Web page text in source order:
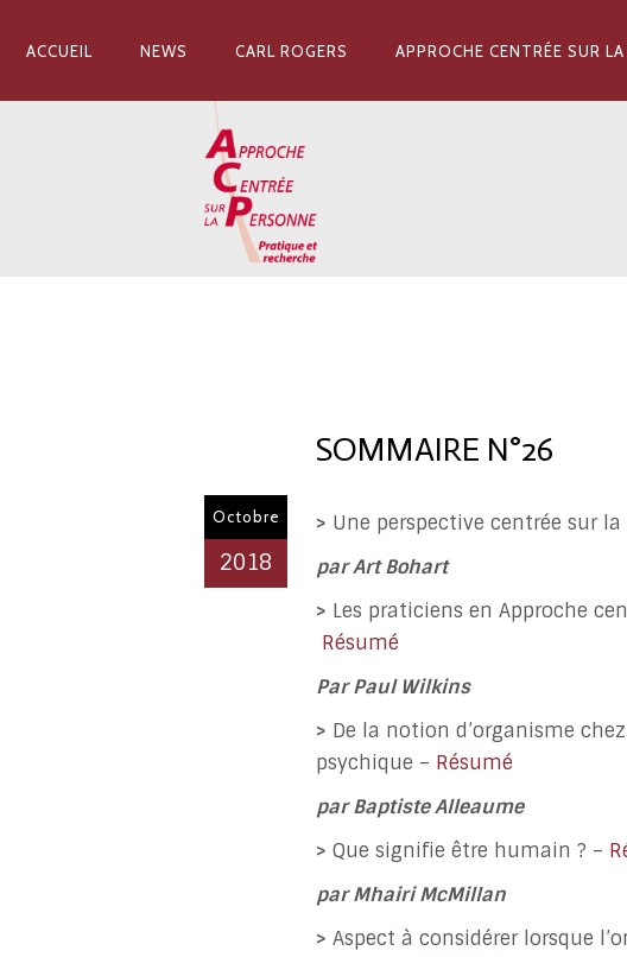
ACCUEIL NEWS CARL ROGERS APPROCHE CENTRÉE SUR
.
SOMMAIRE N°26
Octobre
2018
> Une perspective centrée sur
par Art Bohart
> Les praticiens en Approche
Résumé
Par Paul Wilkins
> De la notion d’organisme
psychique – Résumé
par Baptiste Alleaume
> Que signifie être humain ? –
par Mhairi McMillan
> Aspect à considérer lorsque